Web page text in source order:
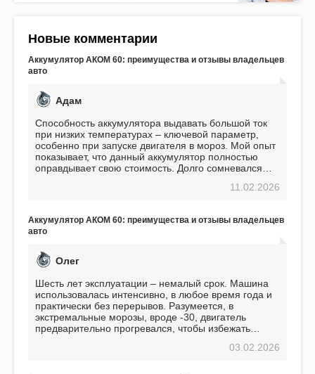
Новые комментарии
Аккумулятор АКОМ 60: преимущества и отзывы владельцев
авто
Адам
Способность аккумулятора выдавать большой ток
при низких температурах – ключевой параметр,
особенно при запуске двигателя в мороз. Мой опыт
показывает, что данный аккумулятор полностью
оправдывает свою стоимость. Долго сомневался
пожалел. Считаю, что это отличное вложение,11.02.2026
Аккумулятор АКОМ 60: преимущества и отзывы владельцев
авто
Олег
Шесть лет эксплуатации – немалый срок. Машина
использовалась интенсивно, в любое время года и
практически без перерывов. Разумеется, в
экстремальные морозы, вроде -30, двигатель
предварительно прогревался, чтобы избежать
использования не было ни единой поломки,03.02.2026